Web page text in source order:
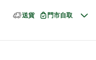
送貨 門市自取